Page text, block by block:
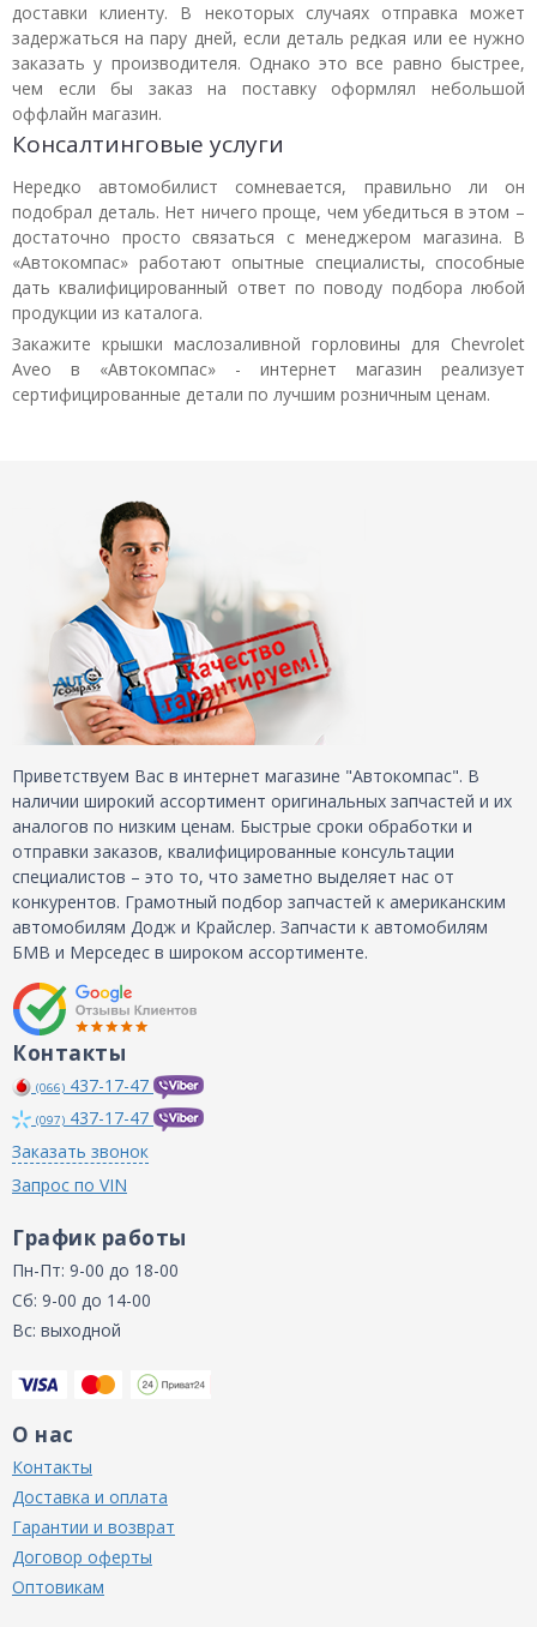
доставки клиенту. В некоторых случаях отправка может
задержаться на пару дней, если деталь редкая или ее нужно
заказать у производителя. Однако это все равно быстрее,
чем если бы заказ на поставку оформлял небольшой
оффлайн магазин.
Консалтинговые услуги
Нередко автомобилист сомневается, правильно ли он
подобрал деталь. Нет ничего проще, чем убедиться в этом –
достаточно просто связаться с менеджером магазина. В
«Автокомпас» работают опытные специалисты, способные
дать квалифицированный ответ по поводу подбора любой
продукции из каталога.
Закажите крышки маслозаливной горловины для Chevrolet
Aveo в «Автокомпас» - интернет магазин реализует
сертифицированные детали по лучшим розничным ценам.
Приветствуем Вас в интернет магазине "Автокомпас". В
наличии широкий ассортимент оригинальных запчастей и их
аналогов по низким ценам. Быстрые сроки обработки и
отправки заказов, квалифицированные консультации
специалистов – это то, что заметно выделяет нас от
конкурентов. Грамотный подбор запчастей к американским
автомобилям Додж и Крайслер. Запчасти к автомобилям
БМВ и Мерседес в широком ассортименте.
Контакты
(066) 437-17-47
(097) 437-17-47
Заказать звонок
Запрос по VIN
График работы
Пн-Пт: 9-00 до 18-00
Сб: 9-00 до 14-00
Вс: выходной
О нас
Контакты
Доставка и оплата
Гарантии и возврат
Договор оферты
Оптовикам